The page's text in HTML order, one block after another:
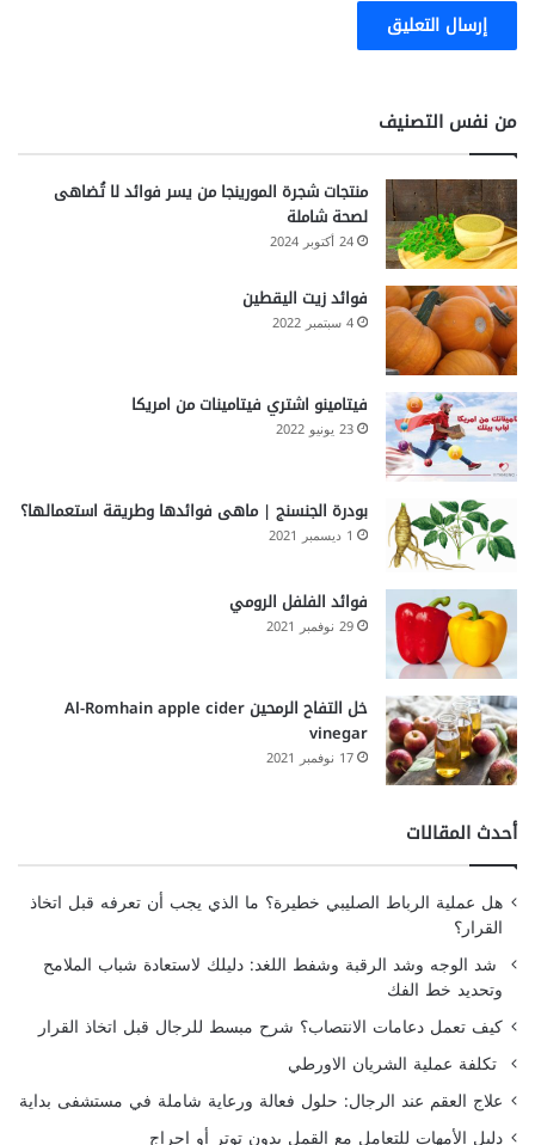
من نفس التصنيف
منتجات شجرة المورينجا من يسر فوائد لا تُضاهى
لصحة شاملة
24 أكتوبر 2024
فوائد زيت اليقطين
4 سبتمبر 2022
فيتامينو اشتري فيتامينات من امريكا
23 يونيو 2022
بودرة الجنسنج | ماهى فوائدها وطريقة استعمالها؟
1 ديسمبر 2021
فوائد الفلفل الرومي
29 نوفمبر 2021
خل التفاح الرمحين Al-Romhain apple cider
vinegar
17 نوفمبر 2021
أحدث المقالات
هل عملية الرباط الصليبي خطيرة؟ ما الذي يجب أن تعرفه قبل اتخاذ
القرار؟
شد الوجه وشد الرقبة وشفط اللغد: دليلك لاستعادة شباب الملامح
وتحديد خط الفك
كيف تعمل دعامات الانتصاب؟ شرح مبسط للرجال قبل اتخاذ القرار
تكلفة عملية الشريان الاورطي
علاج العقم عند الرجال: حلول فعالة ورعاية شاملة في مستشفى بداية
دليل الأمهات للتعامل مع القمل بدون توتر أو إحراج